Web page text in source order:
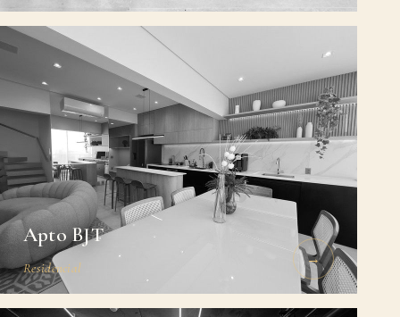
Apto BJT
Residencial →